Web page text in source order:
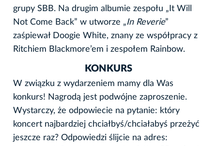
grupy SBB. Na drugim albumie zespołu „It Will
Not Come Back” w utworze „In Reverie”
zaśpiewał Doogie White, znany ze współpracy z
Ritchiem Blackmore’em i zespołem Rainbow.
KONKURS
W związku z wydarzeniem mamy dla Was
konkurs! Nagrodą jest podwójne zaproszenie.
Wystarczy, że odpowiecie na pytanie: który
koncert najbardziej chciałbyś/chciałabyś przeżyć
jeszcze raz? Odpowiedzi ślijcie na adres: